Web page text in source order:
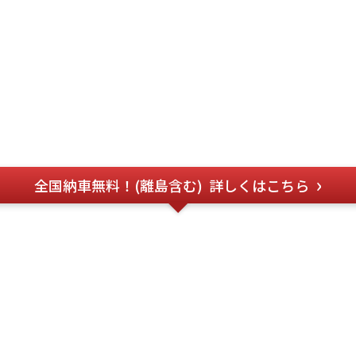
全国納車無料！(離島含む) 詳しくはこちら